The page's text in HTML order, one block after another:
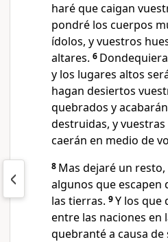
haré que caigan
pondré los cuerpos
ídolos, y vuestros
altares. 6
y los lugares altos
hagan desiertos
quebrados y
destruidas, y
caerán en medio de
8 Mas dejaré un
algunos que escapen
las tierras. 9Y los que
entre las naciones en
quebranté a causa